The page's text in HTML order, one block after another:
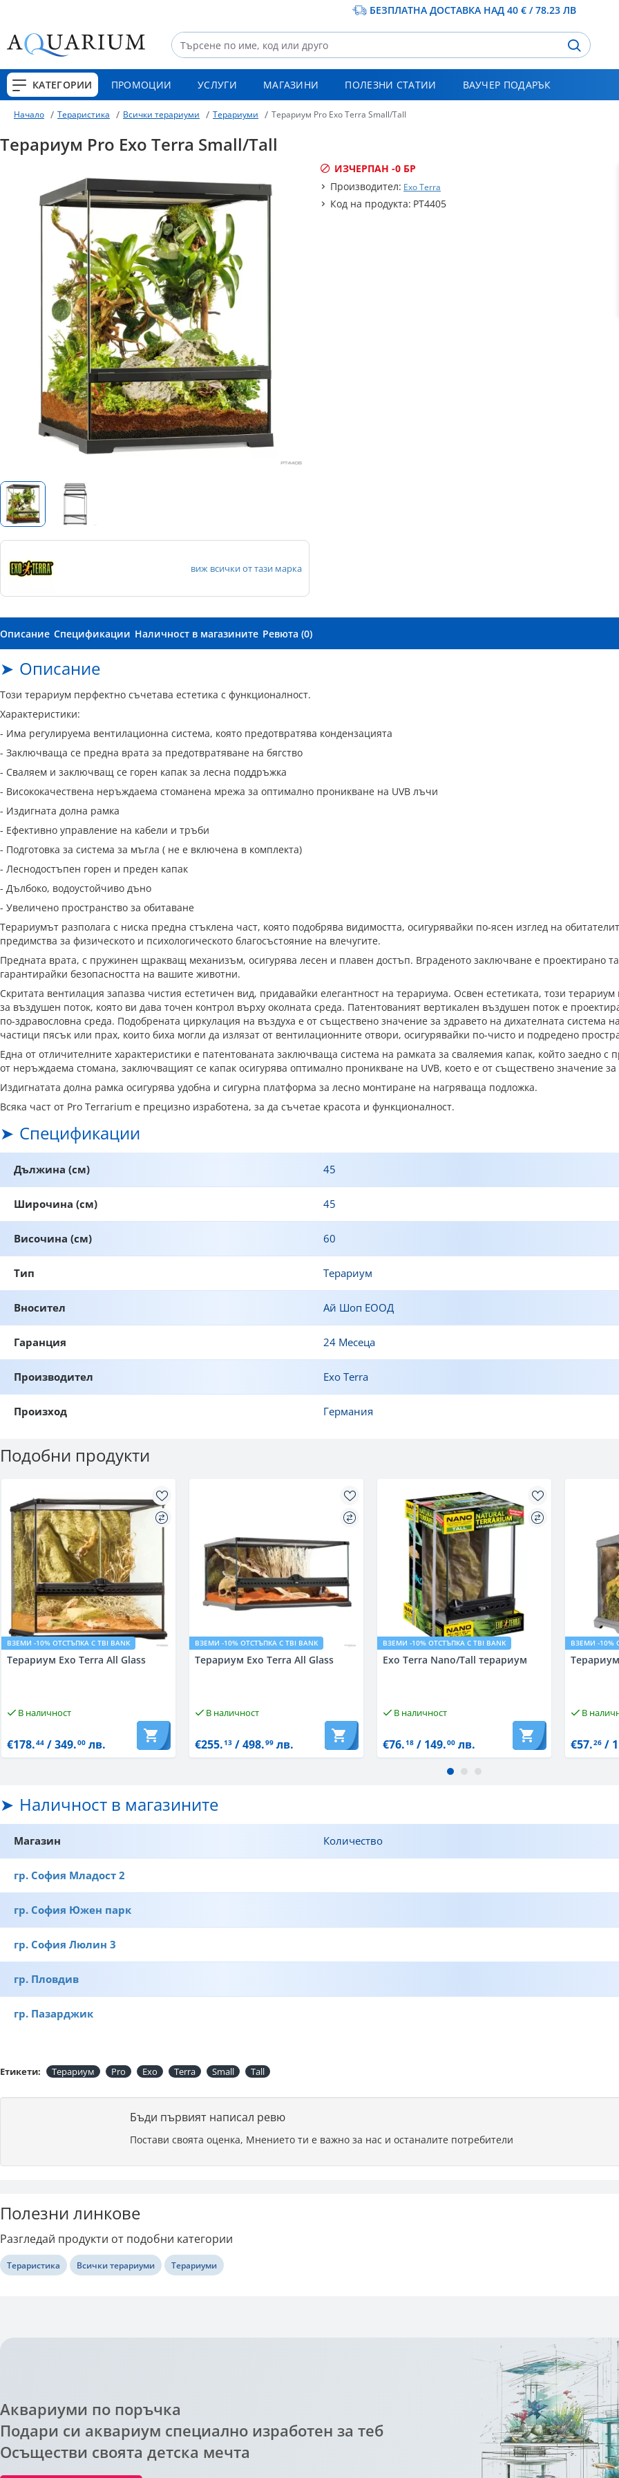
БЕЗПЛАТНА ДОСТАВКА НАД 40 € / 78.23 ЛВ
КАТЕГОРИИ ПРОМОЦИИ УСЛУГИ МАГАЗИНИ ПОЛЕЗНИ СТАТИИ ВАУЧЕР ПОДАРЪК
Начало Тераристика Всички терариуми Терариуми Терариум Pro Exo Terra Small/Tall
Терариум Pro Exo Terra Small/Tall
виж всички от тази марка
ИЗЧЕРПАН -0 БР
Производител: Exo Terra
Код на продукта: PT4405
Описание Спецификации Наличност в магазините Ревюта (0)
Описание
Този терариум перфектно съчетава естетика с функционалност.
Характеристики:
- Има регулируема вентилационна система, която предотвратява кондензацията
- Заключваща се предна врата за предотвратяване на бягство
- Сваляем и заключващ се горен капак за лесна поддръжка
- Висококачествена неръждаема стоманена мрежа за оптимално проникване на UVB лъчи
- Издигната долна рамка
- Ефективно управление на кабели и тръби
- Подготовка за система за мъгла ( не е включена в комплекта)
- Леснодостъпен горен и преден капак
- Дълбоко, водоустойчиво дъно
- Увеличено пространство за обитаване
Терариумът разполага с ниска предна стъклена част, която подобрява видимостта, осигурявайки по-ясен изглед на
предимства за физическото и психологическото благосъстояние на влечугите.
Предната врата, с пружинен щракващ механизъм, осигурява лесен и плавен достъп. Вграденото заключване е проектирано
гарантирайки безопасността на вашите животни.
Скритата вентилация запазва чистия естетичен вид, придавайки елегантност на терариума. Освен естетиката, този
за въздушен поток, която ви дава точен контрол върху околната среда. Патентованият вертикален въздушен поток е
по-здравословна среда. Подобрената циркулация на въздуха е от съществено значение за здравето на дихателната система
частици пясък или прах, които биха могли да излязат от вентилационните отвори, осигурявайки по-чисто и подредено
Една от отличителните характеристики е патентованата заключваща система на рамката за сваляемия капак, който заедно
от неръждаема стомана, заключващият се капак осигурява оптимално проникване на UVB, което е от съществено значение за
Издигнатата долна рамка осигурява удобна и сигурна платформа за лесно монтиране на нагряваща подложка.
Всяка част от Pro Terrarium е прецизно изработена, за да съчетае красота и функционалност.
Спецификации
Дължина (см) 45
Широчина (см) 45
Височина (см) 60
Тип Терариум
Вносител Ай Шоп ЕООД
Гаранция 24 Месеца
Производител Exo Terra
Произход Германия
Подобни продукти
ВЗЕМИ -10% ОТСТЪПКА С TBI BANK
Терариум Exo Terra All Glass
В наличност
€178.44 / 349.00 лв.
ВЗЕМИ -10% ОТСТЪПКА С TBI BANK
Терариум Exo Terra All Glass
В наличност
€255.13 / 498.99 лв.
ВЗЕМИ -10% ОТСТЪПКА С TBI BANK
Exo Terra Nano/Tall терариум
В наличност
€76.18 / 149.00 лв.
ВЗЕМИ -10%
В
€57.26 /
Наличност в магазините
Магазин Количество
гр. София Младост 2
гр. София Южен парк
гр. София Люлин 3
гр. Пловдив
гр. Пазарджик
Етикети: Терариум Pro Exo Terra Small Tall
Бъди първият написал ревю
Постави своята оценка, Мнението ти е важно за нас и останалите потребители
Полезни линкове
Разгледай продукти от подобни категории
Тераристика Всички терариуми Терариуми
Аквариуми по поръчка
Подари си аквариум специално изработен за теб
Осъществи своята детска мечта